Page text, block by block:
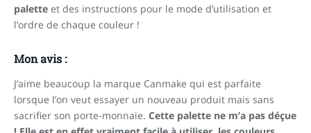
palette et des instructions pour le mode d’utilisation et
l’ordre de chaque couleur !
Mon avis :
J’aime beaucoup la marque Canmake qui est parfaite
lorsque l’on veut essayer un nouveau produit mais sans
sacrifier son porte-monnaie. Cette palette ne m’a pas déçue